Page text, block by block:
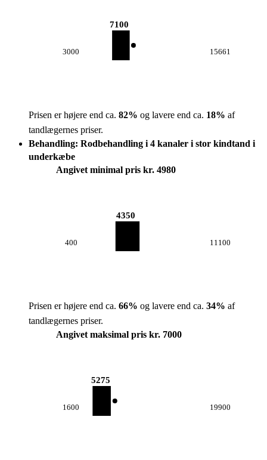
3000
7100
15661
Prisen er højere end ca. 82% og lavere end ca. 18% af
tandlægernes priser.
Behandling: Rodbehandling i 4 kanaler i stor kindtand i
underkæbe
Angivet minimal pris kr. 4980
400
4350
11100
Prisen er højere end ca. 66% og lavere end ca. 34% af
tandlægernes priser.
Angivet maksimal pris kr. 7000
1600
5275
19900